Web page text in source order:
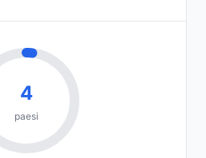
4
paesi